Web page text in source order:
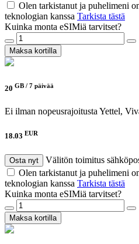
Olen tarkistanut ja puhelimeni
teknologian kanssa Tarkista tästä
Kuinka monta eSIMiä tarvitset?
Maksa kortilla
20 GB / 7 päivää
Ei ilman nopeusrajoitusta Yettel,
18.03 EUR
Osta nyt
Välitön toimitus
Olen tarkistanut ja puhelimeni
teknologian kanssa Tarkista tästä
Kuinka monta eSIMiä tarvitset?
Maksa kortilla